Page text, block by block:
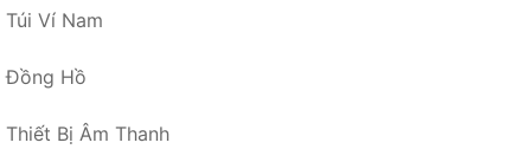
Túi Ví Nam
Đồng Hồ
Thiết Bị Âm Thanh